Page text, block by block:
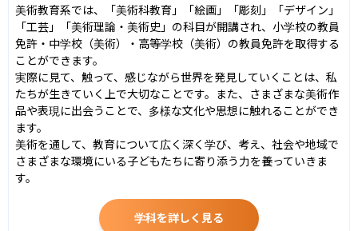
美術教育系では、「美術科教育」「絵画」「彫刻」「デザイン」
「工芸」「美術理論・美術史」の科目が開講され、小学校の教員
免許・中学校（美術）・高等学校（美術）の教員免許を取得する
ことができます。
実際に見て、触って、感じながら世界を発見していくことは、私
たちが生きていく上で大切なことです。また、さまざまな美術作
品や表現に出会うことで、多様な文化や思想に触れることができ
ます。
美術を通して、教育について広く深く学び、考え、社会や地域で
さまざまな環境にいる子どもたちに寄り添う力を養っていきま
す。
学科を詳しく見る